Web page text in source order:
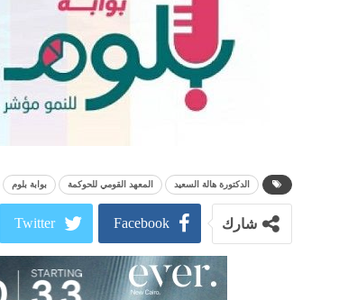
الدكتورة هالة السعيد المعهد القومي للحوكمة بوابة بلوم
شارك Facebook
Twitter